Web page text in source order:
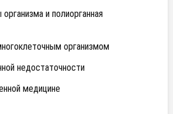
и полиорганная
организмом
недостаточности
медицине